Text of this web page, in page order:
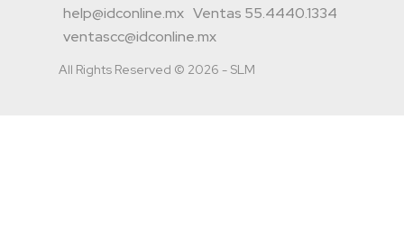
help@idconline.mx Ventas 55.4440.1334
ventascc@idconline.mx
All Rights Reserved © 2026 - SLM